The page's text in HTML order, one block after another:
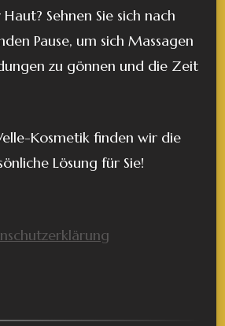
Sehnen Sie sich nach
Pause, um sich Massagen
zu gönnen und die Zeit
Kosmetik finden wir die
Lösung für Sie!